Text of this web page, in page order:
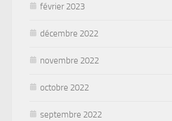
février 2023
décembre 2022
novembre 2022
octobre 2022
septembre 2022